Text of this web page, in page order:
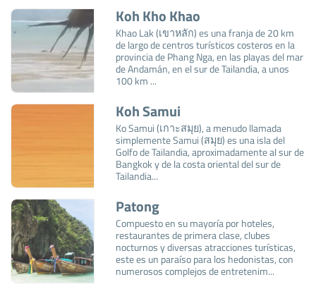
Koh Kho Khao
Khao Lak (เขาหลัก) es una franja de 20 km
de largo de centros turísticos costeros en la
provincia de Phang Nga, en las playas del mar
de Andamán, en el sur de Tailandia, a unos
100 km ...
Koh Samui
Ko Samui (เกาะสมุย), a menudo llamada
simplemente Samui (สมุย) es una isla del
Golfo de Tailandia, aproximadamente al sur de
Bangkok y de la costa oriental del sur de
Tailandia...
Patong
Compuesto en su mayoría por hoteles,
restaurantes de primera clase, clubes
nocturnos y diversas atracciones turísticas,
este es un paraíso para los hedonistas, con
numerosos complejos de entretenim...